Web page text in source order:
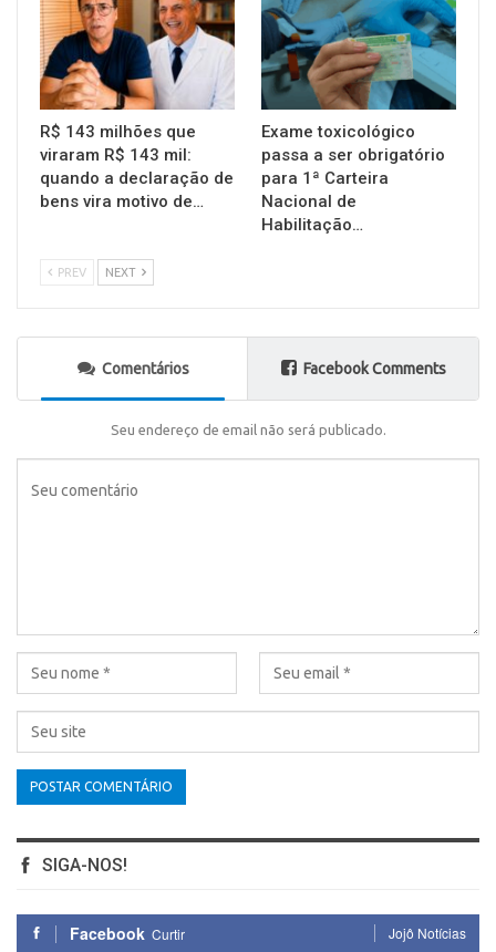
R$ 143 milhões que
viraram R$ 143 mil:
quando a declaração de
bens vira motivo de…
Exame toxicológico
passa a ser obrigatório
para 1ª Carteira
Nacional de
Habilitação…
PREV NEXT
Comentários Facebook Comments
Seu endereço de email não será publicado.
SIGA-NOS!
Facebook Curtir Jojô Notícias